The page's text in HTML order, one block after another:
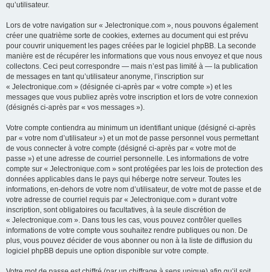
qu’utilisateur.
Lors de votre navigation sur « Jelectronique.com », nous pouvons également
créer une quatrième sorte de cookies, externes au document qui est prévu
pour couvrir uniquement les pages créées par le logiciel phpBB. La seconde
manière est de récupérer les informations que vous nous envoyez et que nous
collectons. Ceci peut correspondre — mais n’est pas limité à — la publication
de messages en tant qu’utilisateur anonyme, l’inscription sur
« Jelectronique.com » (désignée ci-après par « votre compte ») et les
messages que vous publiez après votre inscription et lors de votre connexion
(désignés ci-après par « vos messages »).
Votre compte contiendra au minimum un identifiant unique (désigné ci-après
par « votre nom d’utilisateur ») et un mot de passe personnel vous permettant
de vous connecter à votre compte (désigné ci-après par « votre mot de
passe ») et une adresse de courriel personnelle. Les informations de votre
compte sur « Jelectronique.com » sont protégées par les lois de protection des
données applicables dans le pays qui héberge notre serveur. Toutes les
informations, en-dehors de votre nom d’utilisateur, de votre mot de passe et de
votre adresse de courriel requis par « Jelectronique.com » durant votre
inscription, sont obligatoires ou facultatives, à la seule discrétion de
« Jelectronique.com ». Dans tous les cas, vous pouvez contrôler quelles
informations de votre compte vous souhaitez rendre publiques ou non. De
plus, vous pouvez décider de vous abonner ou non à la liste de diffusion du
logiciel phpBB depuis une option disponible sur votre compte.